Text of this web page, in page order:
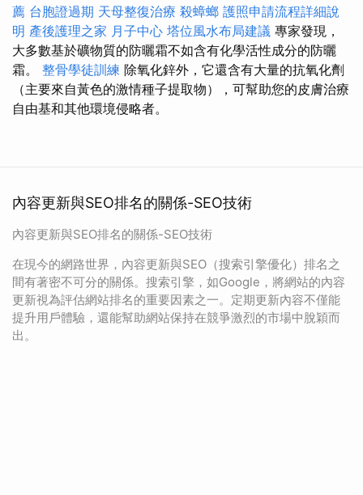
薦 台胞證過期 天母整復治療 殺蟑螂 護照申請流程詳細說
明 產後護理之家 月子中心 塔位風水布局建議 專家發現，
大多數基於礦物質的防曬霜不如含有化學活性成分的防曬
霜。 整骨學徒訓練 除氧化鋅外，它還含有大量的抗氧化劑
（主要來自黃色的激情種子提取物），可幫助您的皮膚治療
自由基和其他環境侵略者。
內容更新與SEO排名的關係-SEO技術
內容更新與SEO排名的關係-SEO技術
在現今的網路世界，內容更新與SEO（搜索引擎優化）排名之
間有著密不可分的關係。搜索引擎，如Google，將網站的內容
更新視為評估網站排名的重要因素之一。定期更新內容不僅能
提升用戶體驗，還能幫助網站保持在競爭激烈的市場中脫穎而
出。